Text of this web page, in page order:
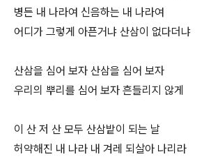
병든 내 나라여 신음하는 내 나라여
어디가 그렇게 아픈거냐 산삼이 없다더냐
산삼을 심어 보자 산삼을 심어 보자
우리의 뿌리를 심어 보자 흔들리지 않게
이 산 저 산 모두 산삼밭이 되는 날
허약해진 내 나라 내 겨레 되살아 나리라